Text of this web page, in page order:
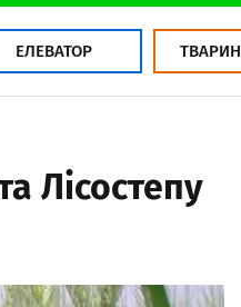
ЕЛЕВАТОР
Лісостепу